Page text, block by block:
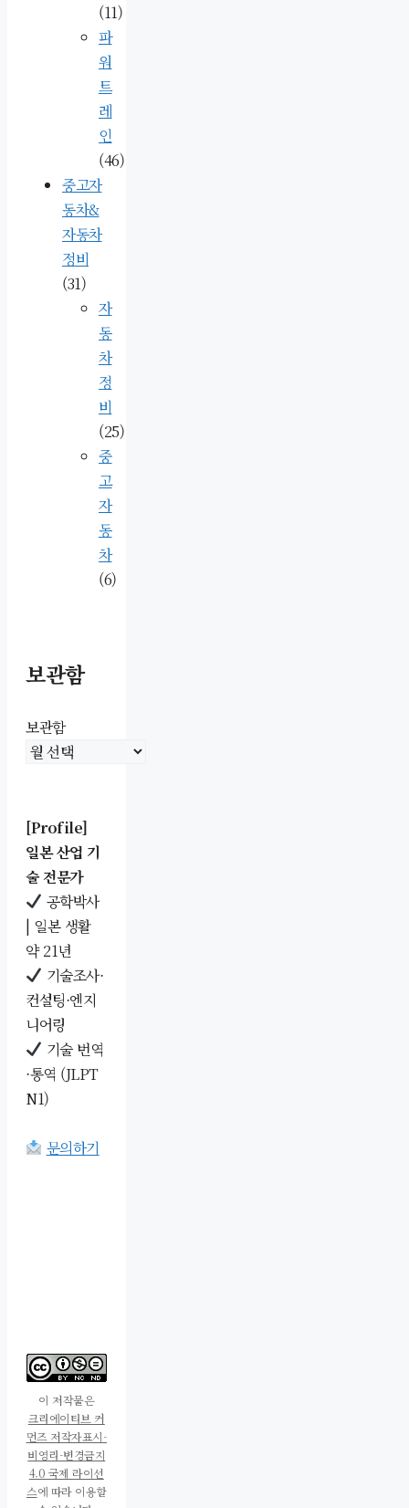
(11)
파
워
트
레
인
(46)
중고자
동차&
자동차
정비
(31)
자
동
차
정
비
(25)
중
고
자
동
차
(6)
보관함
보관함
[Profile]
일본 산업 기
술 전문가
공학박사
| 일본 생활
약 21년
기술조사·
컨설팅·엔지
니어링
기술 번역
·통역 (JLPT
N1)
문의하기
이 저작물은
크리에이티브 커
먼즈 저작자표시-
비영리-변경금지
4.0 국제 라이선
스에 따라 이용할